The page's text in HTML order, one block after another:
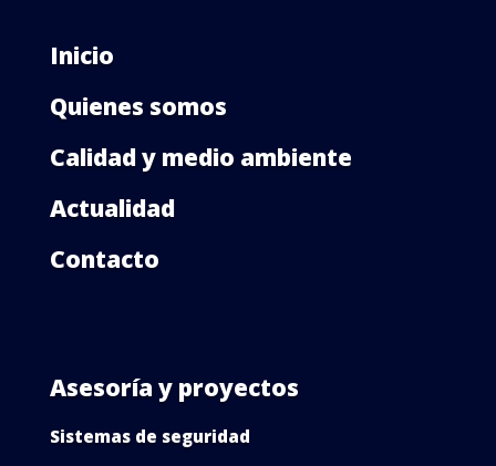
Inicio
Quienes somos
Calidad y medio ambiente
Actualidad
Contacto
Asesoría y proyectos
Sistemas de seguridad